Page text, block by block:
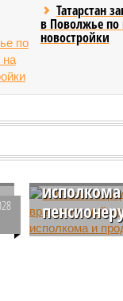
Татарстан
в Поволжье по
новостройки
В Казани
предстал
В Ново-